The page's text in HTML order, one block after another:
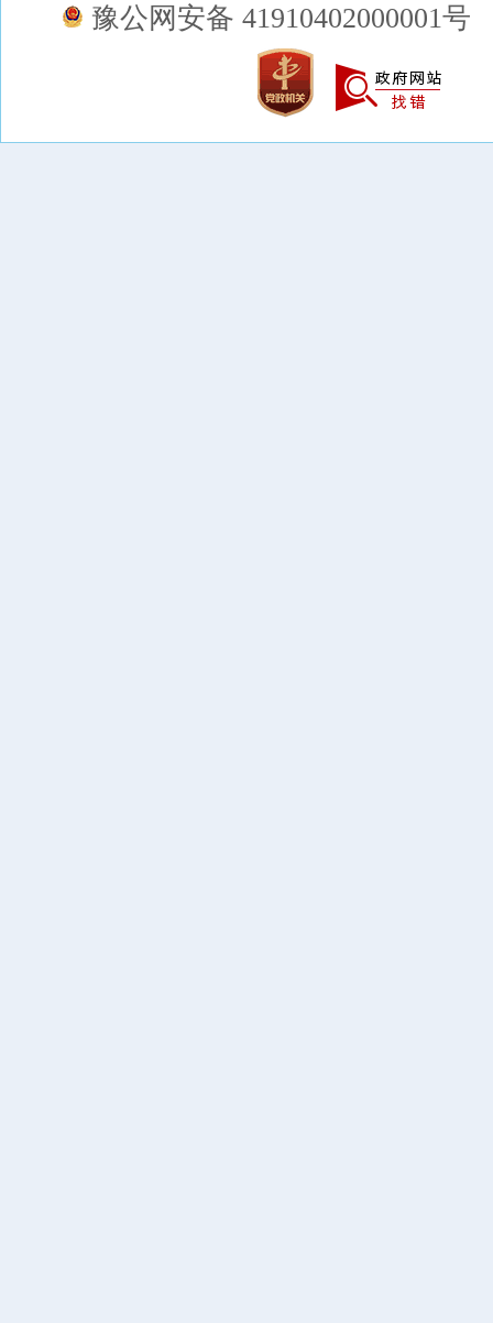
豫公网安备 41910402000001号